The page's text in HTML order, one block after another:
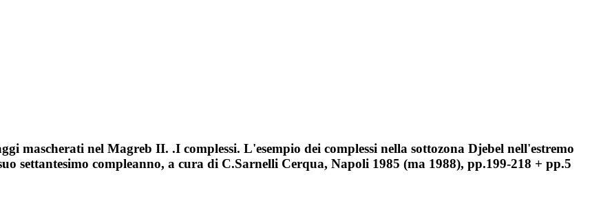
mascherati nel Magreb II. .I complessi. L'esempio dei complessi nella sottozona Djebel nell'estremo
settantesimo compleanno, a cura di C.Sarnelli Cerqua, Napoli 1985 (ma 1988), pp.199-218 + pp.5